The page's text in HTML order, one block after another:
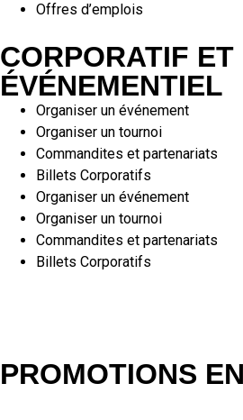
Offres d’emplois
CORPORATIF ET
ÉVÉNEMENTIEL
Organiser un événement
Organiser un tournoi
Commandites et partenariats
Billets Corporatifs
Organiser un événement
Organiser un tournoi
Commandites et partenariats
Billets Corporatifs
PROMOTIONS